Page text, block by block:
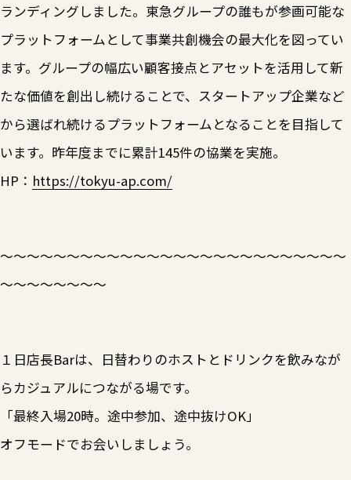
ランディングしました。東急グループの誰もが参画可能な
プラットフォームとして事業共創機会の最大化を図ってい
ます。グループの幅広い顧客接点とアセットを活用して新
たな価値を創出し続けることで、スタートアップ企業など
から選ばれ続けるプラットフォームとなることを目指して
います。昨年度までに累計145件の協業を実施。
HP： https://tokyu-ap.com/
～～～～～～～～～～～～～～～～～～～～～～～～～～
～～～～～～～～
１日店長Barは、日替わりのホストとドリンクを飲みなが
らカジュアルにつながる場です。
「最終入場20時。途中参加、途中抜けOK」
オフモードでお会いしましょう。